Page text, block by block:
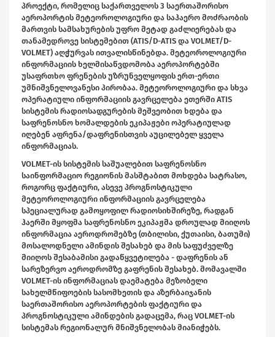
პროექტი, რომელიც საქართველოს 3 საერთაშორისო
აეროპორტის მეტეოროლოგიური და საჰაერო მოძრაობის
მართვის სამსახურების უფრო მეტად გაძლიერებას და
თანამედროვე სისტემებით (ATIS/D-ATIS და VOLMET/D-
VOLMET) აღჭურვას ითვალისწინებდა. მეტეოროლოგიური
ინფორმაციის ხელმისაწვდომობა აეროპორტებში
უსაფრთხო ფრენების უზრუნველყოფის ერთ-ერთი
უმნიშვნელოვანესი პირობაა. მეტეოროლოგიური და სხვა
ოპერატიული ინფორმაციის გავრცელება ეთერში ATIS
სისტემის რადიოსადგურების მეშვეობით ხდება და
საფრენოსნო ხომალდების ეკიპაჟები ოპერატიულად
იღებენ აფრენა/დაფრენისთვის აუცილებელ ყველა
ინფორმაციას.
VOLMET-ის სისტემის საშუალებით საფრენოსნო
საინფორმაციო რეგიონის მასშტაბით მოხდება სატრასო,
როგორც ფაქტიური, ასევე პროგნოსტიკული
მეტეოროლოგიური ინფორმაციის გავრცელება
სპეციალურად გამოყოფილ რადიოსიხშირეზე, რადგან
ჰაერში მყოფმა საფრენოსნო ეკიპაჟმა დროულად მიიღოს
ინფორმაცია აეროდრომებზე (თბილისი, ქუთაისი, ბათუმი)
მოსალოდნელი ამინდის შესახებ და მის საფუძველზე
მიიღოს შესაბამისი გადაწყვეტილება - დაფრენის ან
სარეზერვო აეროდრომზე გაფრენის შესახებ. მომავალში
VOLMET-ის ინფორმაციას დაემატება მეზობელი
სახელმწიფოების სასომხეთის და აზერბაიჯანის
საერთაშორისო აეროპორტების ფაქტიური და
პროგნოსტიკული ამინდების გადაცემა, რაც VOLMET-ის
სისტემას რეგიონალურ მნიშვნელობას მიანიჭებს.